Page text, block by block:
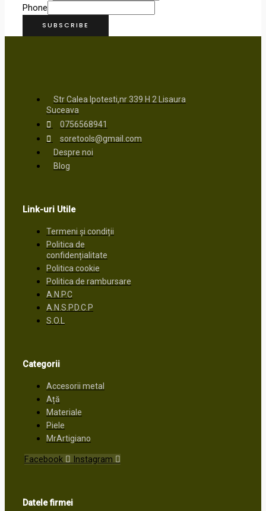
Phone
SUBSCRIBE
Str Calea Ipotesti,nr 339 H 2 Lisaura
Suceava
0756568941
soretools@gmail.com
Despre noi
Blog
Link-uri Utile
Termeni și condiții
Politica de
confidențialitate
Politica cookie
Politica de rambursare
A.N.P.C
A.N.S.P.D.C.P
S.O.L
Categorii
Accesorii metal
Ață
Materiale
Piele
MrArtigiano
Facebook Instagram
Datele firmei